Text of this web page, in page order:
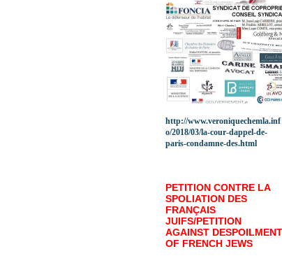
http://www.veroniquechemla.inf
o/2018/03/la-cour-dappel-de-
paris-condamne-des.html
PETITION CONTRE LA
SPOLIATION DES
FRANÇAIS
JUIFS/PETITION
AGAINST DESPOILMENT
OF FRENCH JEWS